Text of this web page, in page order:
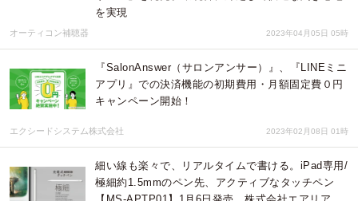
を実現
オーティコン補聴器 2023年04月05日 05時
『SalonAnswer（サロンアンサー）』、『LINEミニ
アプリ』での決済機能の初期費用・月額固定費０円
キャンペーン開始！
エクシードシステム株式会社 2023年02月08日 01時
細い線も楽々で、リアルタイムで書ける。iPad専用/
極細約1.5mmのペン先、アクティブなタッチペン